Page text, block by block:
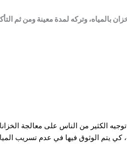
بالمياه، وتركه لمدة معينة ومن ثم
توجيه الكثير من الناس على معالجة
كي يتم الوثوق فيها في عدم تسريب